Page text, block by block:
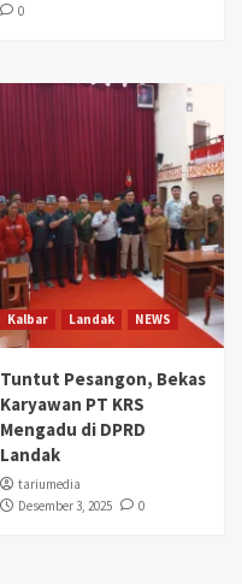
0
Kalbar Landak NEWS
Tuntut Pesangon, Bekas
Karyawan PT KRS
Mengadu di DPRD
Landak
tariumedia
Desember 3, 2025
0